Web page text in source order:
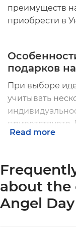
преимуществ
приобрести в
подарков
При выборе
учитывать
приветствуете.
подарок
подарков
ORNER
Read more
about the
Angel Day